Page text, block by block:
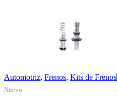
Automotriz, Frenos, Kits de Frenos
Nuevo